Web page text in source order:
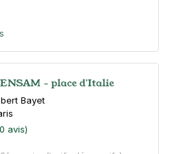
- place d'Italie
Bayet
avis)